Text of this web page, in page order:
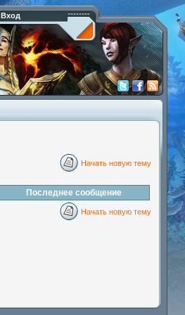
Вход
Начать новую тему
Последнее сообщение
Начать новую тему